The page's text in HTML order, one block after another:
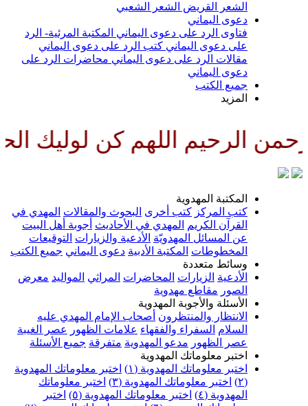
الشعر القريض الشعر الشعبي
دعوى اليماني
فتاوى الرد على دعوى اليماني المكتبة المرئية- الرد
على دعوى اليماني كتب الرد على دعوى اليماني
مقالات الرد على دعوى اليماني محاضرات الرد على
دعوى اليماني
جميع الكتب
المزيد
الرحيم اللهم كن لوليك
المكتبة المهدوية
كتب المركز كتب أخرى البحوث والمقالات المهدي في
القرآن الكريم
المهدي في الأحاديث أجوبة أهل البيت
عن المسائل المهدويّة الأدعية والزيارات التوقيعات
المخطوطات المكتبة الأدبية دعوى اليماني جميع الكتب
وسائط متعددة
الأدعية الزيارات المحاضرات المراثي المواليد معرض
الصور مقاطع مهدوية
الأسئلة والأجوبة المهدوية
الانتظار والمنتظرون أصحاب الإمام المهدي عليه
السلام السفراء والفقهاء علامات الظهور
عصر الغيبة
عصر الظهور مدعو المهدوية متفرقة جميع الأسئلة
اختبر معلوماتك المهدوية
اختبر معلوماتك المهدوية (١)
اختبر معلوماتك المهدوية
(٢)
اختبر معلوماتك المهدوية (٣)
اختبر معلوماتك
المهدوية (٤)
اختبر معلوماتك المهدوية (٥)
اختبر